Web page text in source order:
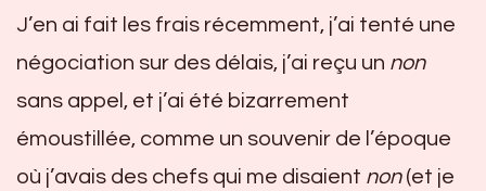
J’en ai fait les frais récemment, j’ai tenté une
négociation sur des délais, j’ai reçu un non
sans appel, et j’ai été bizarrement
émoustillée, comme un souvenir de l’époque
où j’avais des chefs qui me disaient non (et je